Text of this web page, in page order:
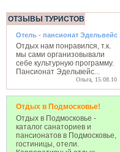
ОТЗЫВЫ ТУРИСТОВ
Отель - пансионат Эдельвейс
Отдых нам понравился, т.к.
мы сами организовывали
себе культурную программу.
Пансионат Эдельвейс...
Ольга, 15.08.10
Отдых в Подмосковье!
Отдых в Подмосковье -
каталог санаториев и
пансионатов в Подмосковье,
гостиницы, отели.